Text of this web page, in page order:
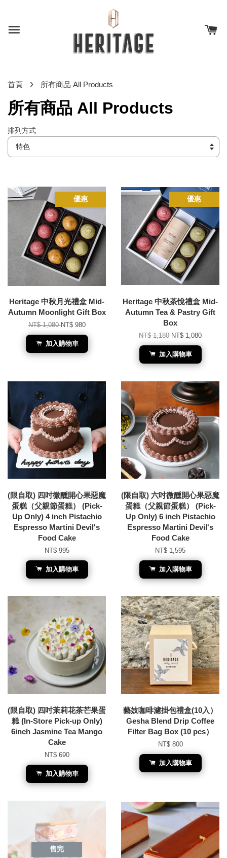
首頁 › 所有商品 All Products
所有商品 All Products
排列方式
優惠
Heritage 中秋月光禮盒 Mid-
Autumn Moonlight Gift Box
NT$ 1,080NT$ 980
加入購物車
優惠
Heritage 中秋茶悅禮盒 Mid-
Autumn Tea & Pastry Gift
Box
NT$ 1,180NT$ 1,080
加入購物車
(限自取) 四吋微醺開心果惡魔
蛋糕（父親節蛋糕） (Pick-
Up Only) 4 inch Pistachio
Espresso Martini Devil's
Food Cake
NT$ 995
加入購物車
(限自取) 六吋微醺開心果惡魔
蛋糕（父親節蛋糕） (Pick-
Up Only) 6 inch Pistachio
Espresso Martini Devil's
Food Cake
NT$ 1,595
加入購物車
(限自取) 四吋茉莉花茶芒果蛋
糕 (In-Store Pick-up Only)
6inch Jasmine Tea Mango
Cake
NT$ 690
加入購物車
藝妓咖啡濾掛包禮盒(10入）
Gesha Blend Drip Coffee
Filter Bag Box (10 pcs）
NT$ 800
加入購物車
售完